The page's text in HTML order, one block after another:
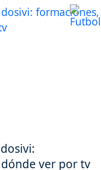
ver por tv